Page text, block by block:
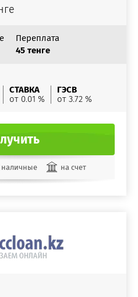
Переплата
45 тенге
СТАВКА
от 0.01 %
ГЭСВ
от 3.72 %
наличные на счет